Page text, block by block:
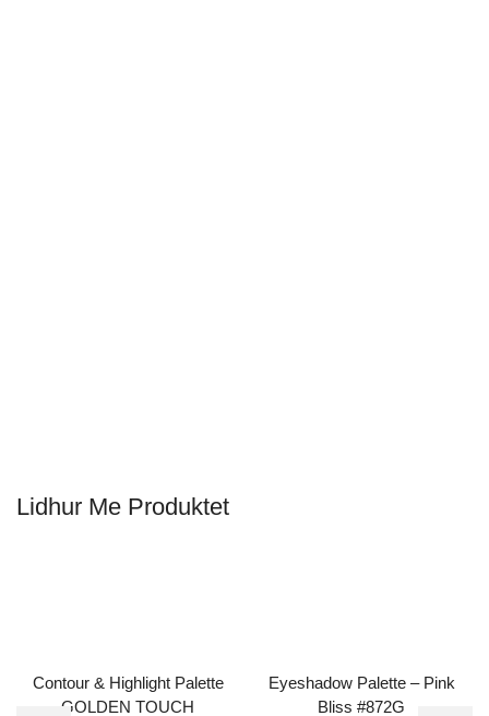
Lidhur Me Produktet
Contour & Highlight Palette
GOLDEN TOUCH
Eyeshadow Palette – Pink
Bliss #872G